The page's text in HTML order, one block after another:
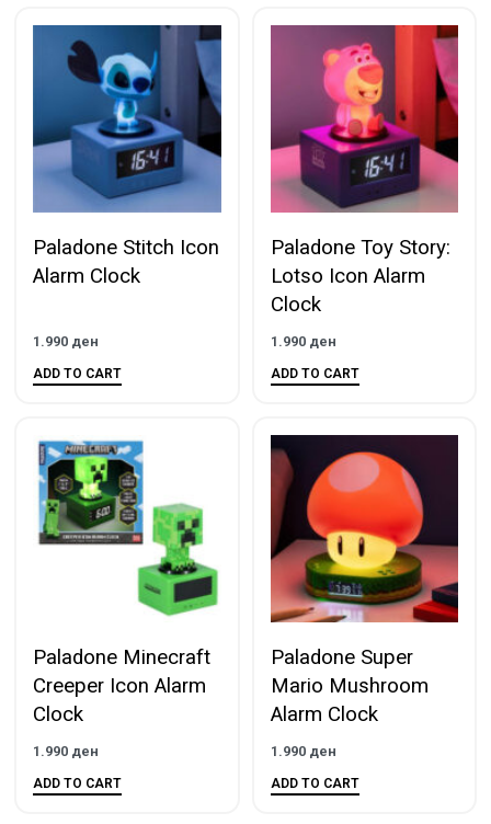
Paladone Stitch Icon
Alarm Clock
1.990 ден
ADD TO CART
Paladone Toy Story:
Lotso Icon Alarm
Clock
1.990 ден
ADD TO CART
Paladone Minecraft
Creeper Icon Alarm
Clock
1.990 ден
ADD TO CART
Paladone Super
Mario Mushroom
Alarm Clock
1.990 ден
ADD TO CART